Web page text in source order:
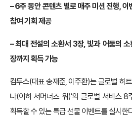
– 6주 동안 콘텐츠 별로 매주 미션 진행,
참여 기회 제공
– 최대 전설의 소환서 3장, 빛과 어둠의
장까지 획득 가능
컴투스(대표 송재준, 이주환)는 글로벌 히
나(이하 서머너즈 워)’의 글로벌 서비스 8
획득할 수 있는 특급 선물 이벤트를 실시한